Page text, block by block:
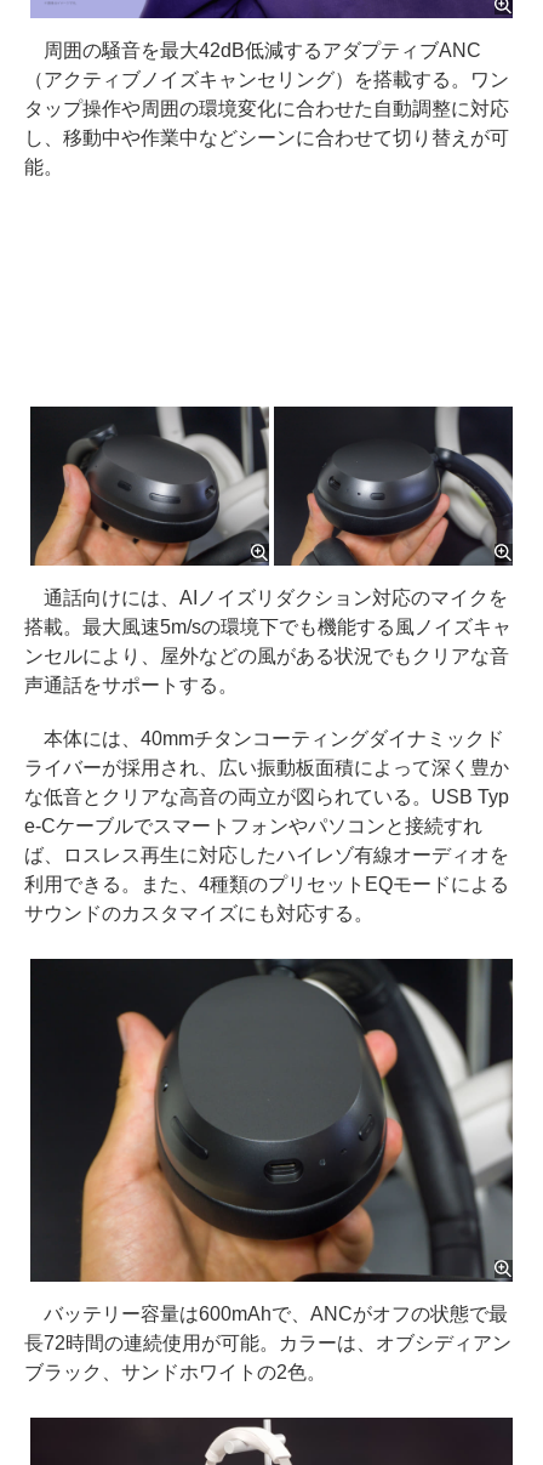
周囲の騒音を最大42dB低減するアダプティブANC
（アクティブノイズキャンセリング）を搭載する。ワン
タップ操作や周囲の環境変化に合わせた自動調整に対応
し、移動中や作業中などシーンに合わせて切り替えが可
能。
通話向けには、AIノイズリダクション対応のマイクを
搭載。最大風速5m/sの環境下でも機能する風ノイズキャ
ンセルにより、屋外などの風がある状況でもクリアな音
声通話をサポートする。
本体には、40mmチタンコーティングダイナミックド
ライバーが採用され、広い振動板面積によって深く豊か
な低音とクリアな高音の両立が図られている。USB Typ
e-Cケーブルでスマートフォンやパソコンと接続すれ
ば、ロスレス再生に対応したハイレゾ有線オーディオを
利用できる。また、4種類のプリセットEQモードによる
サウンドのカスタマイズにも対応する。
バッテリー容量は600mAhで、ANCがオフの状態で最
長72時間の連続使用が可能。カラーは、オブシディアン
ブラック、サンドホワイトの2色。